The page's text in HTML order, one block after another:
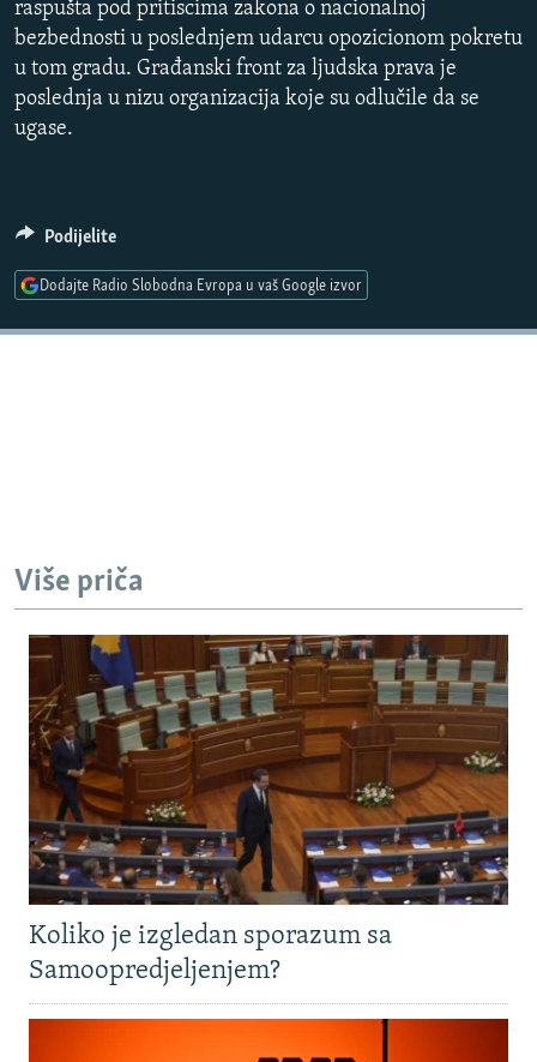
ISPRIČAJ MI
DNEVNO@RSE
SPECIJALI RSE
POPLAVE I KLIZIŠTA U BIH 2024.
TV LIBERTY
POST SCRIPTUM
Sve RFE/RL stranice
raspušta pod pritiscima zakona o nacionalnoj
bezbednosti u poslednjem udarcu opozicionom pokretu
u tom gradu. Građanski front za ljudska prava je
poslednja u nizu organizacija koje su odlučile da se
ugase.
Podijelite
Dodajte Radio Slobodna Evropa u vaš Google izvor
Više priča
Koliko je izgledan sporazum sa
Samoopredjeljenjem?